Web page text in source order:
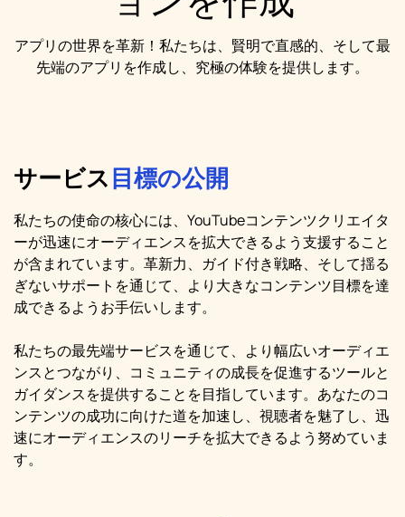
アプリの世界を革新！私たちは、賢明で直感的、 そして最
先端のアプリを作成し、究極の体験を提供します。
サービス目標の公開
私たちの使命の核心には、YouTubeコンテンツクリエイタ
ーが迅速にオーディエンスを拡大できるよう支援すること
が含まれています。革新力、ガイド付き戦略、そして揺る
ぎないサポートを通じて、より大きなコンテンツ目標を達
成できるようお手伝いします。
私たちの最先端サービスを通じて、より幅広いオーディエ
ンスとつながり、コミュニティの成長を促進するツールと
ガイダンスを提供することを目指しています。あなたのコ
ンテンツの成功に向けた道を加速し、視聴者を魅了し、迅
速にオーディエンスのリーチを拡大できるよう努めていま
す。